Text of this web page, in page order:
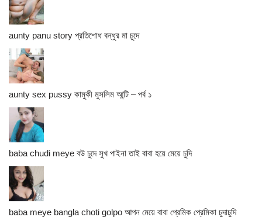
aunty panu story প্রতিশোধ বন্ধুর মা চুদে
aunty sex pussy কামুকী মুসলিম আন্টি – পর্ব ১
baba chudi meye বউ চুদে সুখ পাইনা তাই বাবা হয়ে মেয়ে চুদি
baba meye bangla choti golpo আপন মেয়ে বাবা প্রেমিক প্রেমিকা চুদাচুদি